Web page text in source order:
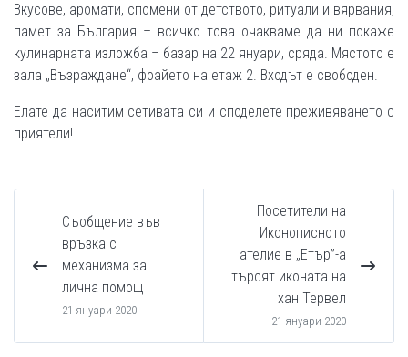
Вкусове, аромати, спомени от детството, ритуали и вярвания,
памет за България – всичко това очакваме да ни покаже
кулинарната изложба – базар на 22 януари, сряда. Мястото е
зала „Възраждане“, фоайето на етаж 2. Входът е свободен.
Елате да наситим сетивата си и споделете преживяването с
приятели!
Съобщение във
връзка с
механизма за
лична помощ
21 януари 2020
Посетители на
Иконописното
ателие в „Етър”-а
търсят иконата на
хан Тервел
21 януари 2020